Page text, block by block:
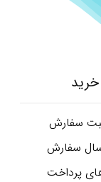
سفارش
سفارش
پرداخت